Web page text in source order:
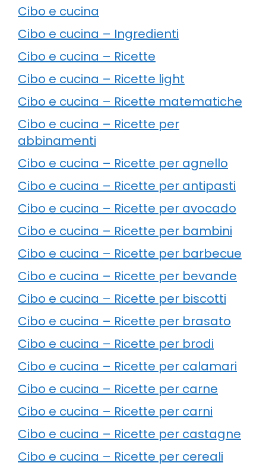
Cibo e cucina
Cibo e cucina – Ingredienti
Cibo e cucina – Ricette
Cibo e cucina – Ricette light
Cibo e cucina – Ricette matematiche
Cibo e cucina – Ricette per
abbinamenti
Cibo e cucina – Ricette per agnello
Cibo e cucina – Ricette per antipasti
Cibo e cucina – Ricette per avocado
Cibo e cucina – Ricette per bambini
Cibo e cucina – Ricette per barbecue
Cibo e cucina – Ricette per bevande
Cibo e cucina – Ricette per biscotti
Cibo e cucina – Ricette per brasato
Cibo e cucina – Ricette per brodi
Cibo e cucina – Ricette per calamari
Cibo e cucina – Ricette per carne
Cibo e cucina – Ricette per carni
Cibo e cucina – Ricette per castagne
Cibo e cucina – Ricette per cereali